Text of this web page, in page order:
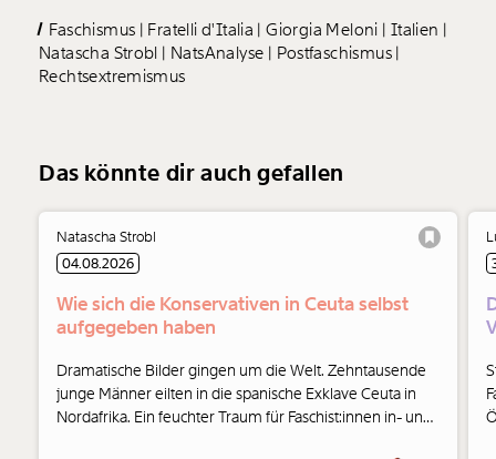
Faschismus Fratelli d'Italia Giorgia Meloni Italien
Natascha Strobl
NatsAnalyse
Postfaschismus
Rechtsextremismus
Das könnte dir auch gefallen
Natascha Strobl
04.08.2026
Wie sich die Konservativen in Ceuta selbst
aufgegeben haben
Dramatische Bilder gingen um die Welt. Zehntausende
junge Männer eilten in die spanische Exklave Ceuta in
Nordafrika. Ein feuchter Traum für Faschist:innen in- und